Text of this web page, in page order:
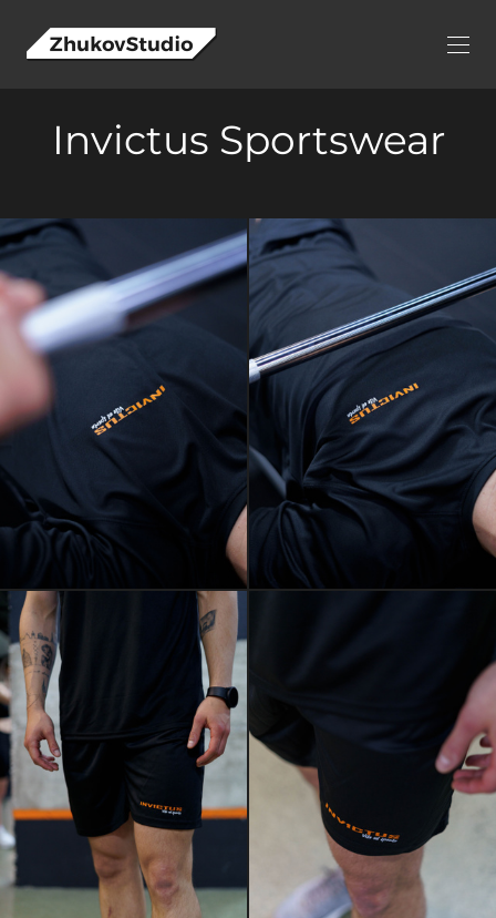
Invictus Sportswear